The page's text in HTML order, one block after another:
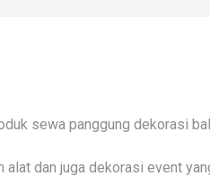
sewa panggung dekorasi
dan juga dekorasi event